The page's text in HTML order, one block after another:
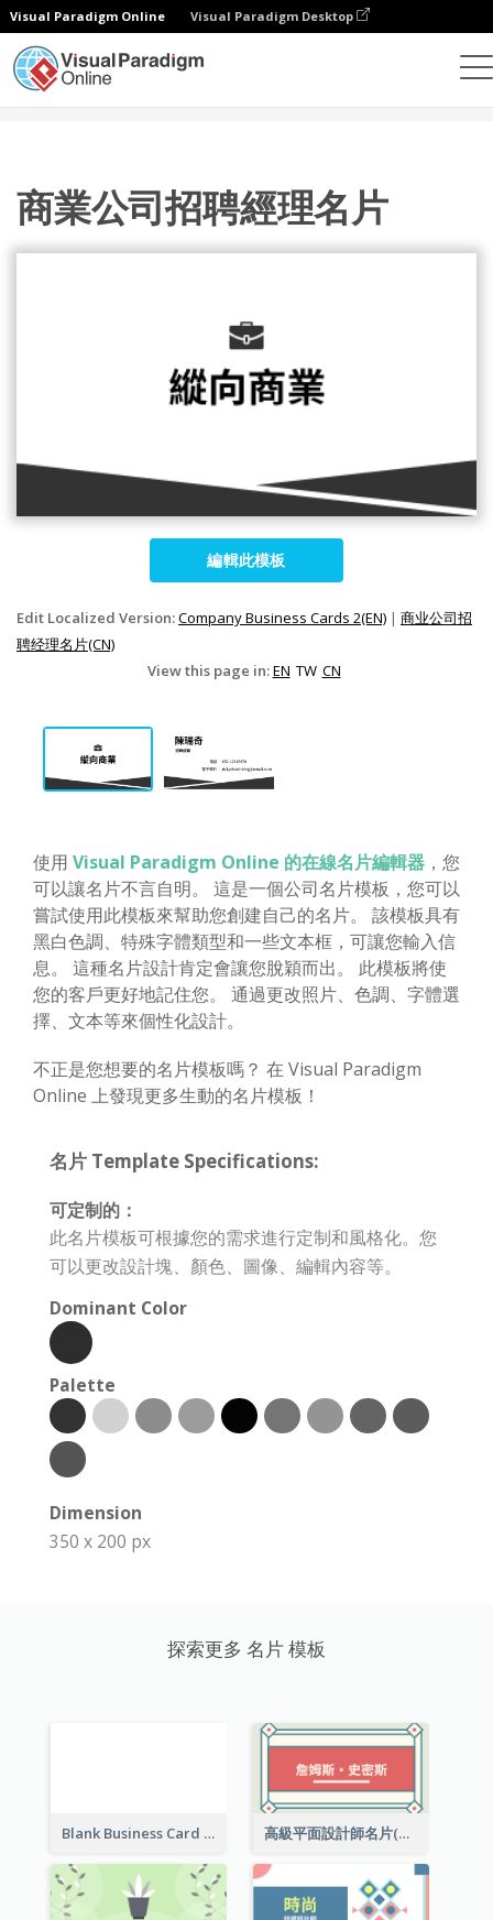
Visual Paradigm Online Visual Paradigm Desktop
商業公司招聘經理名片
編輯此模板
Edit Localized Version:Company Business Cards 2(EN) | 商业公司招
聘经理名片(CN)
View this page in:EN TW CN
使用 Visual Paradigm Online 的在線名片編輯器 ，您
可以讓名片不言自明。 這是一個公司名片模板，您可以
嘗試使用此模板來幫助您創建自己的名片。 該模板具有
黑白色調、特殊字體類型和一些文本框，可讓您輸入信
息。 這種名片設計肯定會讓您脫穎而出。 此模板將使
您的客戶更好地記住您。 通過更改照片、色調、字體選
擇、文本等來個性化設計。
不正是您想要的名片模板嗎？ 在 Visual Paradigm
Online 上發現更多生動的名片模板！
名片 Template Specifications:
可定制的：
此名片模板可根據您的需求進行定制和風格化。您
可以更改設計塊、顏色、圖像、編輯內容等。
Dominant Color
Palette
Dimension
350 x 200 px
探索更多 名片 模板
Blank Business Card 高級平面設計師名片(附工作室地址)